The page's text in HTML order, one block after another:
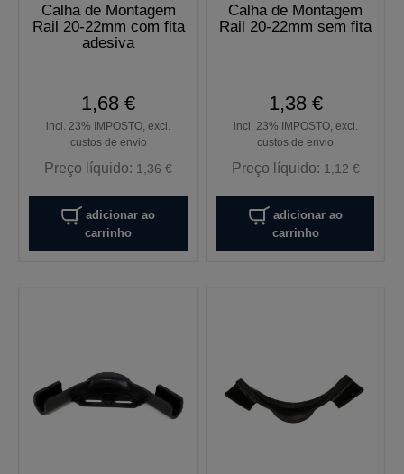
Calha de Montagem
Rail 20-22mm com fita
adesiva
1,68 €
incl. 23% IMPOSTO, excl.
custos de envio
Preço líquido: 1,36 €
adicionar ao
carrinho
Calha de Montagem
Rail 20-22mm sem fita
1,38 €
incl. 23% IMPOSTO, excl.
custos de envio
Preço líquido: 1,12 €
adicionar ao
carrinho